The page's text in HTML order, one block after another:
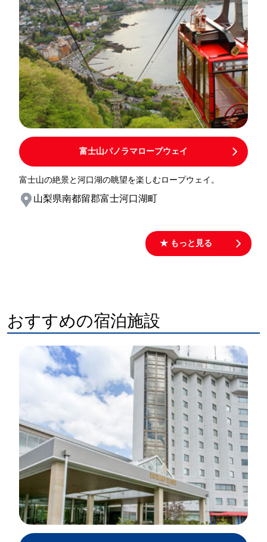
富士山パノラマロープウェイ
富士山の絶景と河口湖の眺望を楽しむロープウェイ。
山梨県南都留郡富士河口湖町
★ もっと見る
おすすめの宿泊施設